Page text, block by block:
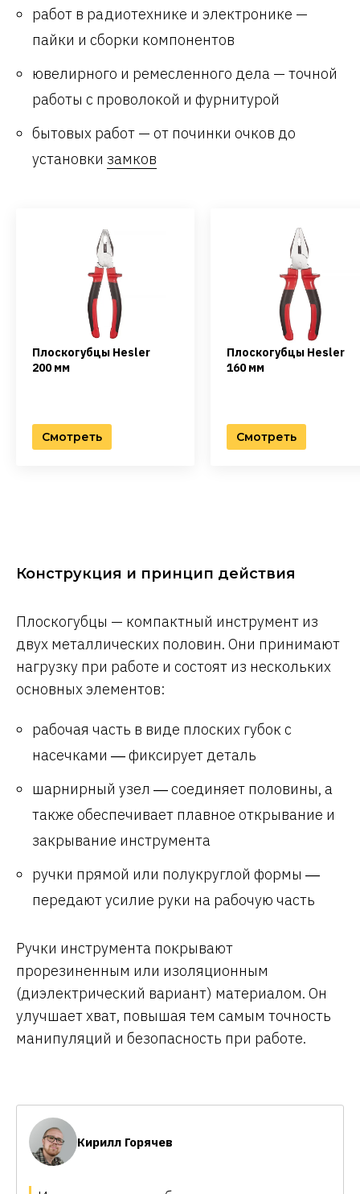
работ в радиотехнике и электронике —
пайки и сборки компонентов
ювелирного и ремесленного дела — точной
работы с проволокой и фурнитурой
бытовых работ — от починки очков до
установки замков
Плоскогубцы Hesler
200 мм
Смотреть
Плоскогубцы Hesler
160 мм
Смотреть
Конструкция и принцип действия
Плоскогубцы — компактный инструмент из
двух металлических половин. Они принимают
нагрузку при работе и состоят из нескольких
основных элементов:
рабочая часть в виде плоских губок с
насечками ― фиксирует деталь
шарнирный узел ― соединяет половины, а
также обеспечивает плавное открывание и
закрывание инструмента
ручки прямой или полукруглой формы ―
передают усилие руки на рабочую часть
Ручки инструмента покрывают
прорезиненным или изоляционным
(диэлектрический вариант) материалом. Он
улучшает хват, повышая тем самым точность
манипуляций и безопасность при работе.
Кирилл Горячев